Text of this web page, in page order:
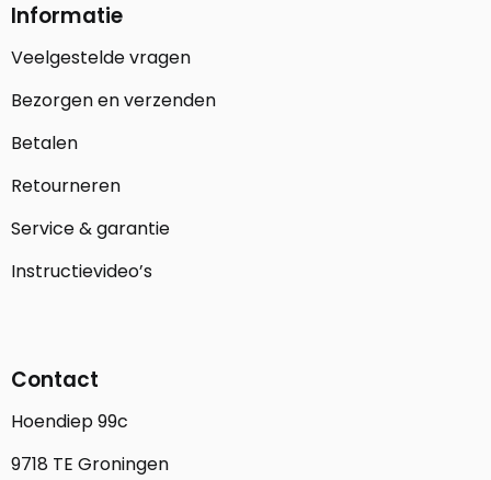
Informatie
Veelgestelde vragen
Bezorgen en verzenden
Betalen
Retourneren
Service & garantie
Instructievideo’s
Contact
Hoendiep 99c
9718 TE Groningen